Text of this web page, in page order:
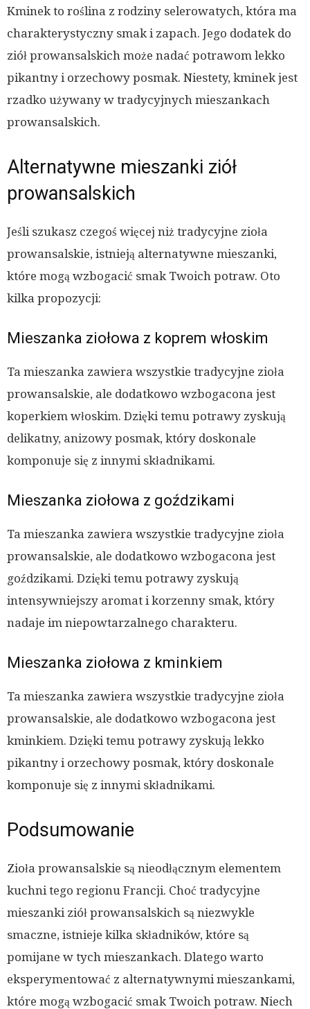
Kminek to roślina z rodziny selerowatych, która ma
charakterystyczny smak i zapach. Jego dodatek do
ziół prowansalskich może nadać potrawom lekko
pikantny i orzechowy posmak. Niestety, kminek jest
rzadko używany w tradycyjnych mieszankach
prowansalskich.
Alternatywne mieszanki ziół
prowansalskich
Jeśli szukasz czegoś więcej niż tradycyjne zioła
prowansalskie, istnieją alternatywne mieszanki,
które mogą wzbogacić smak Twoich potraw. Oto
kilka propozycji:
Mieszanka ziołowa z koprem włoskim
Ta mieszanka zawiera wszystkie tradycyjne zioła
prowansalskie, ale dodatkowo wzbogacona jest
koperkiem włoskim. Dzięki temu potrawy zyskują
delikatny, anizowy posmak, który doskonale
komponuje się z innymi składnikami.
Mieszanka ziołowa z goździkami
Ta mieszanka zawiera wszystkie tradycyjne zioła
prowansalskie, ale dodatkowo wzbogacona jest
goździkami. Dzięki temu potrawy zyskują
intensywniejszy aromat i korzenny smak, który
nadaje im niepowtarzalnego charakteru.
Mieszanka ziołowa z kminkiem
Ta mieszanka zawiera wszystkie tradycyjne zioła
prowansalskie, ale dodatkowo wzbogacona jest
kminkiem. Dzięki temu potrawy zyskują lekko
pikantny i orzechowy posmak, który doskonale
komponuje się z innymi składnikami.
Podsumowanie
Zioła prowansalskie są nieodłącznym elementem
kuchni tego regionu Francji. Choć tradycyjne
mieszanki ziół prowansalskich są niezwykle
smaczne, istnieje kilka składników, które są
pomijane w tych mieszankach. Dlatego warto
eksperymentować z alternatywnymi mieszankami,
które mogą wzbogacić smak Twoich potraw. Niech